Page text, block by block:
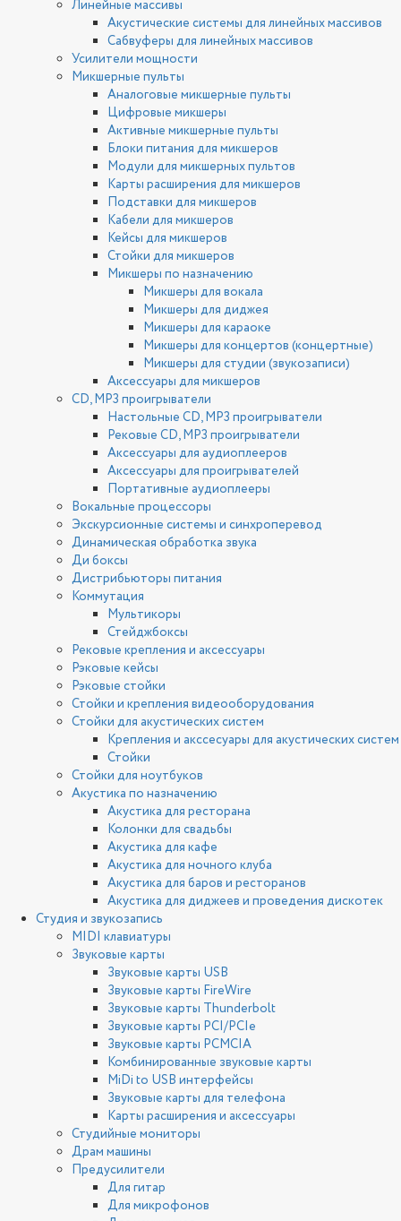
Линейные массивы
Акустические системы для линейных массивов
Сабвуферы для линейных массивов
Усилители мощности
Микшерные пульты
Аналоговые микшерные пульты
Цифровые микшеры
Активные микшерные пульты
Блоки питания для микшеров
Модули для микшерных пультов
Карты расширения для микшеров
Подставки для микшеров
Кабели для микшеров
Кейсы для микшеров
Стойки для микшеров
Микшеры по назначению
Микшеры для вокала
Микшеры для диджея
Микшеры для караоке
Микшеры для концертов (концертные)
Микшеры для студии (звукозаписи)
Аксессуары для микшеров
CD, MP3 проигрыватели
Настольные CD, MP3 проигрыватели
Рековые CD, MP3 проигрыватели
Аксессуары для аудиоплееров
Аксессуары для проигрывателей
Портативные аудиоплееры
Вокальные процессоры
Экскурсионные системы и синхроперевод
Динамическая обработка звука
Ди боксы
Дистрибьюторы питания
Коммутация
Мультикоры
Стейджбоксы
Рековые крепления и аксессуары
Рэковые кейсы
Рэковые стойки
Стойки и крепления видеооборудования
Стойки для акустических систем
Крепления и акссесуары для акустических систем
Стойки
Стойки для ноутбуков
Акустика по назначению
Акустика для ресторана
Колонки для свадьбы
Акустика для кафе
Акустика для ночного клуба
Акустика для баров и ресторанов
Акустика для диджеев и проведения дискотек
Студия и звукозапись
MIDI клавиатуры
Звуковые карты
Звуковые карты USB
Звуковые карты FireWire
Звуковые карты Thunderbolt
Звуковые карты PCI/PCIe
Звуковые карты PCMCIA
Комбинированные звуковые карты
MiDi to USB интерфейсы
Звуковые карты для телефона
Карты расширения и аксессуары
Студийные мониторы
Драм машины
Предусилители
Для гитар
Для микрофонов